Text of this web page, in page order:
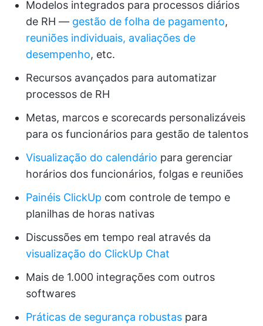
Modelos integrados para processos diários
de RH — gestão de folha de pagamento,
reuniões individuais, avaliações de
desempenho, etc.
Recursos avançados para automatizar
processos de RH
Metas, marcos e scorecards personalizáveis
para os funcionários para gestão de talentos
Visualização do calendário para gerenciar
horários dos funcionários, folgas e reuniões
Painéis ClickUp com controle de tempo e
planilhas de horas nativas
Discussões em tempo real através da
visualização do ClickUp Chat
Mais de 1.000 integrações com outros
softwares
Práticas de segurança robustas para